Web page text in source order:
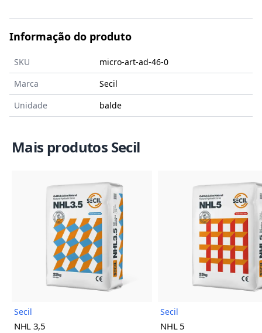
Informação do produto
SKU
micro-art-ad-46-0
Marca
Secil
Unidade
balde
Mais produtos Secil
Imagem do Produto
Secil
NHL 3,5
Secil
NHL 5